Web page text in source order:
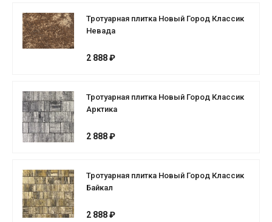
Тротуарная плитка Новый Город Классик
Невада
2 888 ₽
Тротуарная плитка Новый Город Классик
Арктика
2 888 ₽
Тротуарная плитка Новый Город Классик
Байкал
2 888 ₽